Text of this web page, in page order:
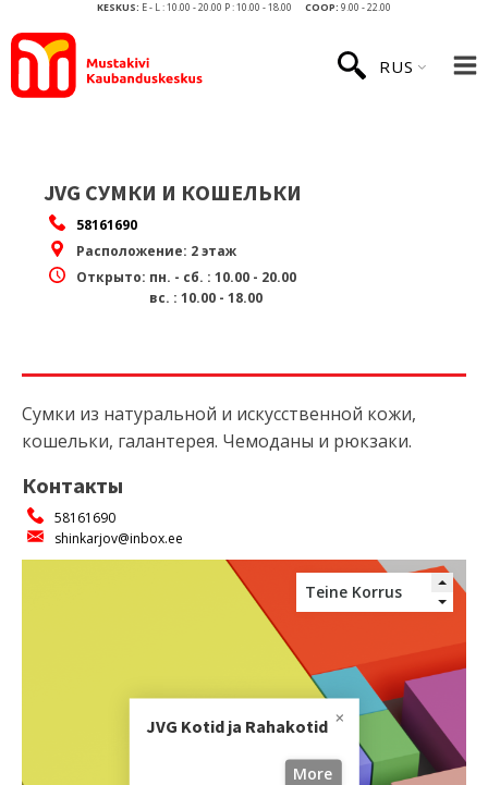
KESKUS: E - L : 10.00 - 20.00 P : 10.00 - 18.00 COOP: 9.00 - 22.00
RUS
JVG СУМКИ И КОШЕЛЬКИ
58161690
Расположение: 2 этаж
Открыто: пн. - сб. : 10.00 - 20.00
вс. : 10.00 - 18.00
Сумки из натуральной и искусственной кожи,
кошельки, галантерея. Чемоданы и рюкзаки.
Контакты
58161690
shinkarjov@inbox.ee
JVG Kotid ja Rahakotid
More